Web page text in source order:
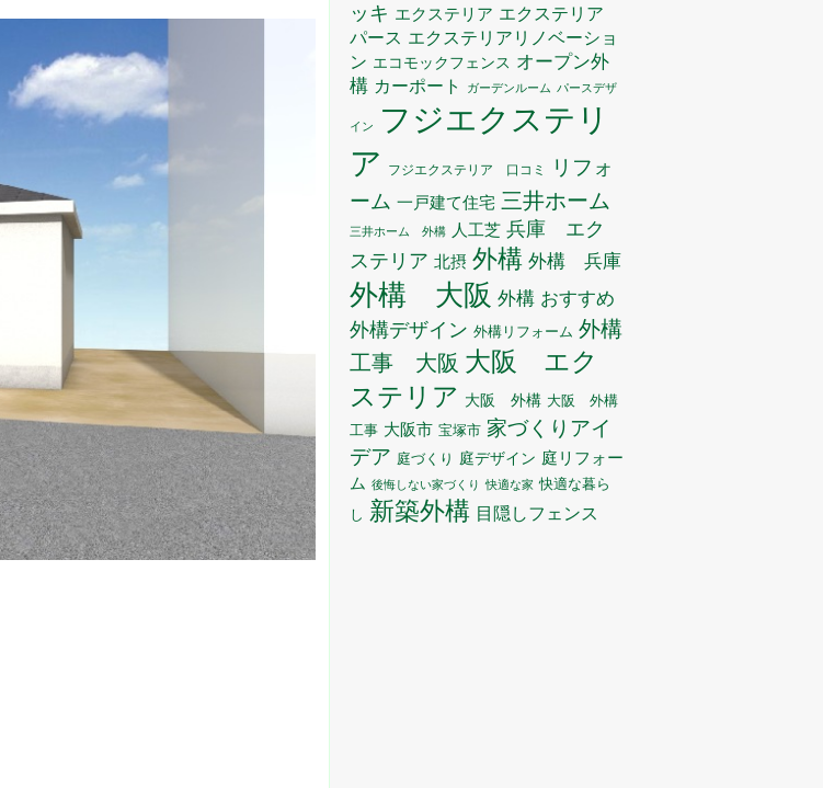
ッキ エクステリア エクステリア
パース エクステリアリノベーショ
ン エコモックフェンス オープン外
構 カーポート ガーデンルーム パースデザ
イン
フジエクステリ
ア フジエクステリア 口コミ
リフォ
ーム 一戸建て住宅 三井ホーム
三井ホーム 外構 人工芝 兵庫 エク
ステリア 北摂 外構 外構 兵庫
外構 大阪 外構 おすすめ
外構デザイン 外構リフォーム 外構
工事 大阪 大阪 エク
ステリア 大阪 外構 大阪 外構
工事 大阪市 宝塚市 家づくりアイ
デア 庭づくり 庭デザイン 庭リフォー
ム 後悔しない家づくり 快適な家 快適な暮ら
し 新築外構 目隠しフェンス